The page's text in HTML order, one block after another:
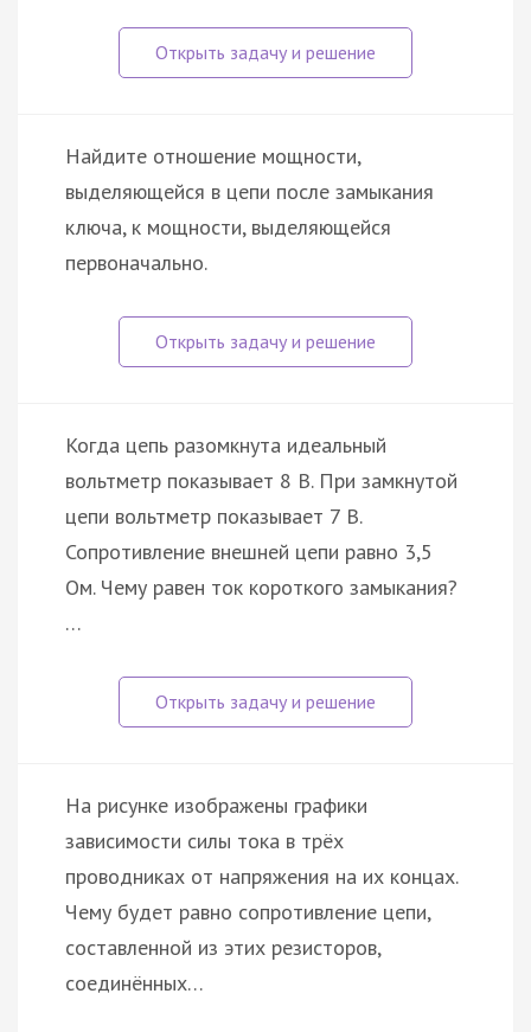
Найдите отношение мощности,
выделяющейся в цепи после замыкания
ключа, к мощности, выделяющейся
первоначально.
Когда цепь разомкнута идеальный
вольтметр показывает 8 В. При замкнутой
цепи вольтметр показывает 7 В.
Сопротивление внешней цепи равно 3,5
Ом. Чему равен ток короткого замыкания?
…
На рисунке изображены графики
зависимости силы тока в трёх
проводниках от напряжения на их концах.
Чему будет равно сопротивление цепи,
составленной из этих резисторов,
соединённых…